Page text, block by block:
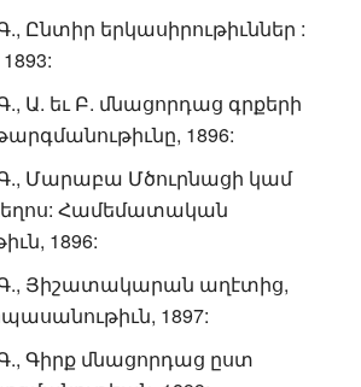
Ընտիր երկասիրութիւններ :
Ա. եւ Բ. մնացորդաց գրքերի
1896:
Մարաբա Մծուրնացի կամ
Համեմատական
1896:
Յիշատակարան աղէտից,
1897:
Գիրք մնացորդաց ըստ